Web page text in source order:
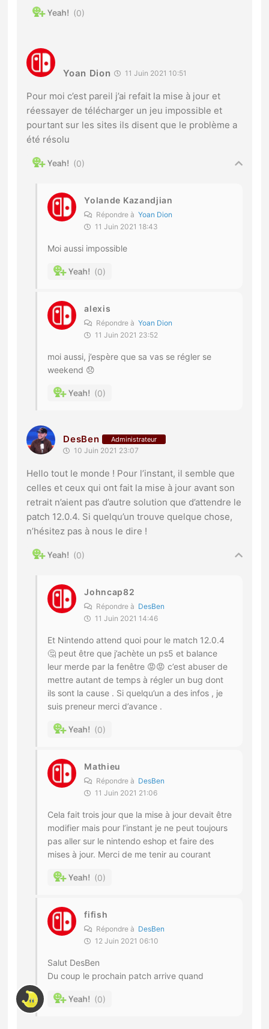
0
Yoan Dion 11 Juin 2021 10:51
Pour moi c’est pareil j’ai refait la mise à jour et
réessayer de télécharger un jeu impossible et
pourtant sur les sites ils disent que le problème a
été résolu
0
Yolande Kazandjian
Répondre àYoan Dion
11 Juin 2021 18:43
Moi aussi impossible
0
alexis
Répondre àYoan Dion
11 Juin 2021 23:52
moi aussi, j’espère que sa vas se régler se
weekend 😞
0
DesBen Administrateur
10 Juin 2021 23:07
Hello tout le monde ! Pour l’instant, il semble que
celles et ceux qui ont fait la mise à jour avant son
retrait n’aient pas d’autre solution que d’attendre le
patch 12.0.4. Si quelqu’un trouve quelque chose,
n’hésitez pas à nous le dire !
0
Johncap82
Répondre à DesBen
11 Juin 2021 14:46
Et Nintendo attend quoi pour le match 12.0.4
🤔 peut être que j’achète un ps5 et balance
leur merde par la fenêtre 😡😡 c’est abuser de
mettre autant de temps à régler un bug dont
ils sont la cause . Si quelqu’un a des infos , je
suis preneur merci d’avance .
0
Mathieu
Répondre à DesBen
11 Juin 2021 21:06
Cela fait trois jour que la mise à jour devait être
modifier mais pour l’instant je ne peut toujours
pas aller sur le nintendo eshop et faire des
mises à jour. Merci de me tenir au courant
0
fifish
Répondre à DesBen
12 Juin 2021 06:10
Salut DesBen
Du coup le prochain patch arrive quand
0